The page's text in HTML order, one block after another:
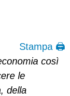
Stampa 🖨
così
le
della